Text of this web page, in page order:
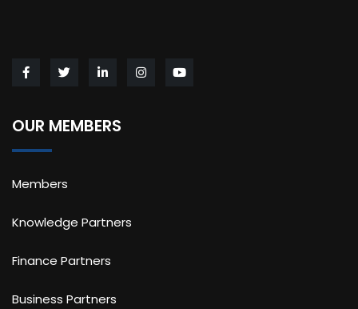
OUR MEMBERS
Members
Knowledge Partners
Finance Partners
Business Partners